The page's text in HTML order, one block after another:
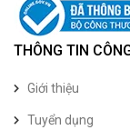
THÔNG TIN
Giới thiệu
Tuyển dụng